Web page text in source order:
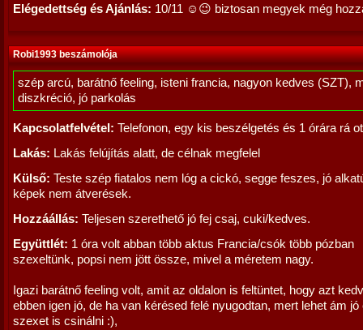
Elégedettség és Ajánlás: 10/11 ☺️😉 biztosan megyek még
Robi1993 beszámolója
szép arcú, barátnő feeling, isteni francia, nagyon kedves (SZT),
diszkréció, jó parkolás
Kapcsolatfelvétel: Telefonon, egy kis beszélgetés és 1 órára rá
Lakás: Lakás felújítás alatt, de célnak megfelel
Külső: Teste szép fiatalos nem lóg a cickó, segge feszes, jó
képek nem átverések.
Hozzáállás: Teljesen szerethető jó fej csaj, cuki/kedves.
Együttlét: 1 óra volt abban több aktus Francia/csók több pózban
szexeltünk, popsi nem jött össze, mivel a méretem nagy.
Igazi barátnő feeling volt, amit az oldalon is feltüntet, hogy azt
ebben igen jó, de ha van kérésed felé nyugodtan, mert lehet ám jó
szexet is csinálni :),